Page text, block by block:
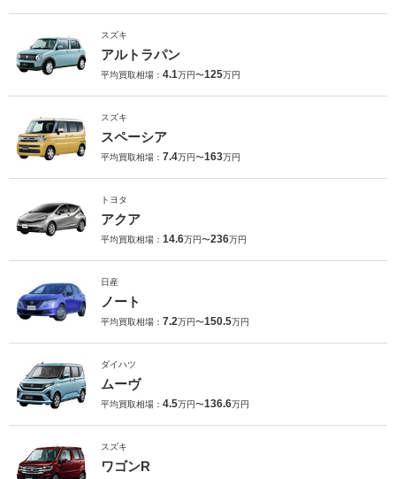
スズキ
アルトラパン
平均買取相場： 4.1万円〜125万円
スズキ
スペーシア
平均買取相場： 7.4万円〜163万円
トヨタ
アクア
平均買取相場： 14.6万円〜236万円
日産
ノート
平均買取相場： 7.2万円〜150.5万円
ダイハツ
ムーヴ
平均買取相場： 4.5万円〜136.6万円
スズキ
ワゴンR